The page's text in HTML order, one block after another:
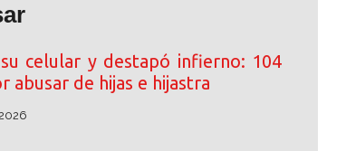
celular y destapó infierno: 104
abusar de hijas e hijastra